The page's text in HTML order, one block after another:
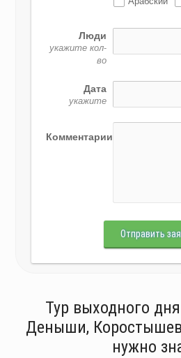
Люди
укажите кол-
во
Дата
укажите
Комментарии
Отправить
Тур выходного
Деныши,
нужно